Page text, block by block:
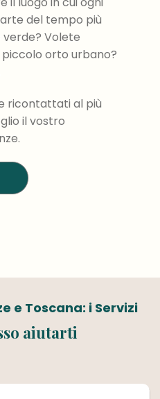
del tempo più
verde? Volete
orto urbano?
ricontattati al più
il vostro
e Toscana: i Servizi
aiutarti